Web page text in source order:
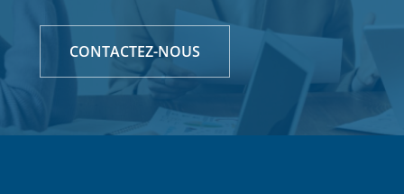
CONTACTEZ-NOUS